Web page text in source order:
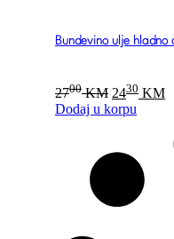
Bundevino ulje
2700 KM Original
price
was:
2430 KM
Dodaj u korpu